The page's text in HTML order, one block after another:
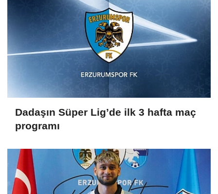
Dadaşın Süper Lig’de ilk 3 hafta maç
programı